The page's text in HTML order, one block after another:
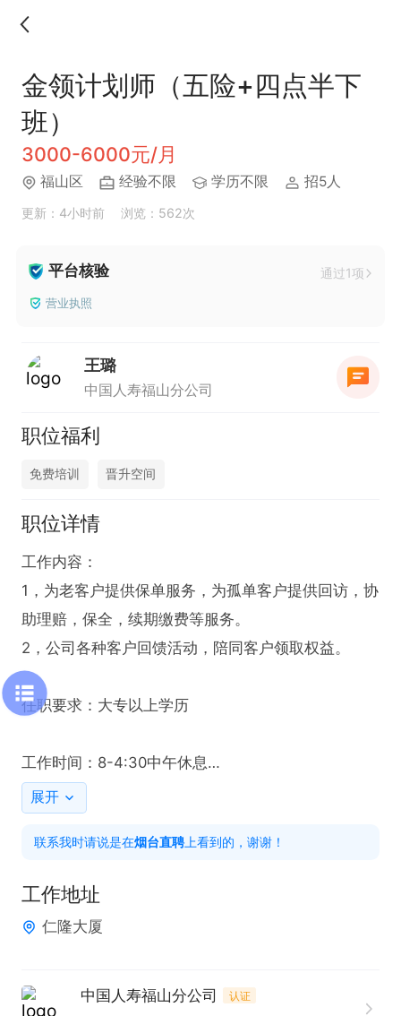
金领计划师（五险+四点半下
班）
3000-6000元/月
福山区 经验不限 学历不限 招5人
更新：4小时前 浏览：562次
平台核验 通过1项
营业执照
王璐
中国人寿福山分公司
职位福利
免费培训 晋升空间
职位详情
工作内容：
1，为老客户提供保单服务，为孤单客户提供回访，协
助理赔，保全，续期缴费等服务。
2，公司各种客户回馈活动，陪同客户领取权益。
任职要求：大专以上学历
工作时间：8-4:30中午休息
电话里请说是烟台直聘看到的！
展开
联系我时请说是在烟台直聘 上看到的，谢谢！
工作地址
仁隆大厦
中国人寿福山分公司 认证